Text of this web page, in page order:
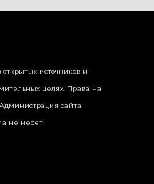
источников и
целях. Права на
сайта
не несет.